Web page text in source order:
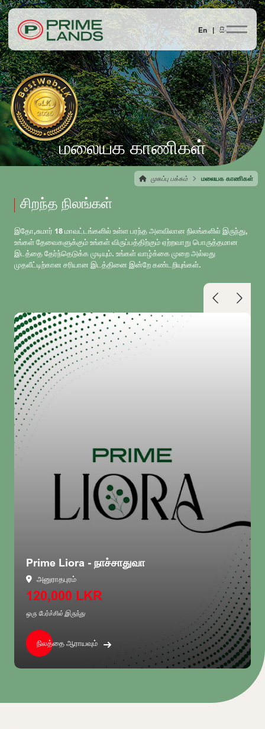
En |සිං
மலையக காணிகள்
முகப்பு பக்கம் மலையக காணிகள்
சிறந்த நிலங்கள்
இதோ,சுமார் 18 மாவட்டங்களில் உள்ள பரந்த அளவிலான நிலங்களில் இருந்து,
உங்கள் தேவைகளுக்கும் உங்கள் விருப்பத்திற்கும் ஏற்றவாறு பொருத்தமான
இடத்தை தேர்ந்தெடுக்க முடியும். உங்கள் வாழ்க்கை முறை அல்லது
முதலீட்டிற்கான சரியான இடத்தினை இன்றே கண்டறியுங்கள்.
Prime Liora - நாச்சாதுவா
அனுராதபுரம்
120,000 LKR
ஒரு பேர்ச்சில் இருந்து
நிலத்தை ஆராயவும்